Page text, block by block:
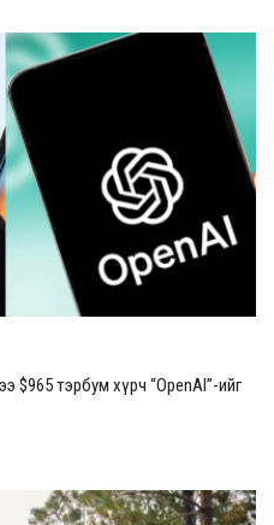
$965 тэрбум хүрч “OpenAI”-ийг